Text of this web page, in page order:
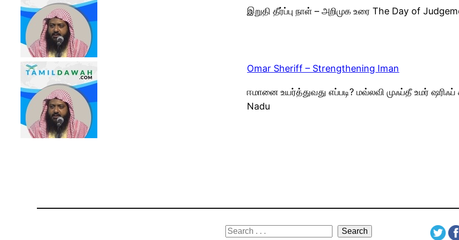
இறுதி தீர்ப்பு நாள் – அறிமுக உரை The Day of
Omar Sheriff – Strengthening Iman
ஈமானை உயர்த்துவது எப்படி? மவ்லவி முஃப்தீ உமர்
Nadu
S Search